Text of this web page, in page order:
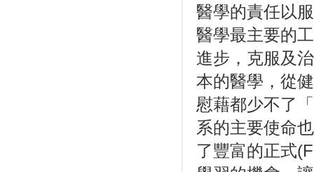
醫學的責任以
醫學最主要的
進步，克服及
本的醫學，從
慰藉都少不了
系的主要使命
了豐富的正式